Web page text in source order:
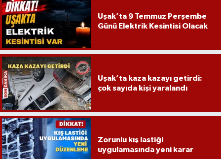
Uşak’ta 9 Temmuz Perşembe
Günü Elektrik Kesintisi Olacak
Uşak’ta kaza kazayı getirdi:
çok sayıda kişi yaralandı
Zorunlu kış lastiği
uygulamasında yeni karar